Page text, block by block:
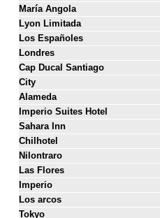
María Angola
Lyon Limitada
Los Españoles
Londres
Cap Ducal Santiago
City
Alameda
Imperio Suites Hotel
Sahara Inn
Chilhotel
Nilontraro
Las Flores
Imperio
Los arcos
Tokyo